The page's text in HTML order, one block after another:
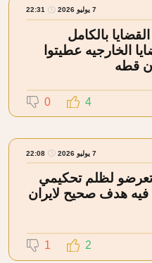
7 يوليو 2026 22:31
بالكامل
الخارجيه عطيتوا
قطه
4
0
7 يوليو 2026 22:08
تعرضو لظلم تحكيمي
هدف صحيح لايران
2
1